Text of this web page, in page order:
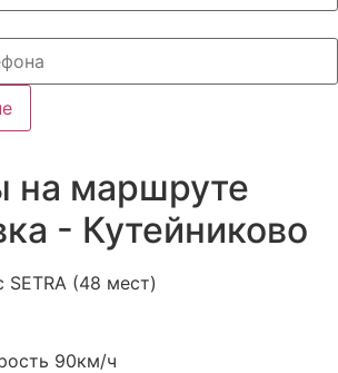
на маршруте
- Кутейниково
SETRA (48 мест)
90км/ч